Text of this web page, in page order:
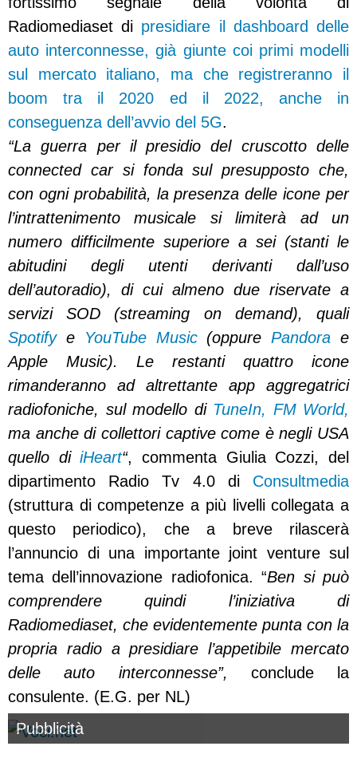
Radiomediaset di presidiare il dashboard delle
auto interconnesse, già giunte coi primi modelli
sul mercato italiano, ma che registreranno il
boom tra il 2020 ed il 2022, anche in
conseguenza dell’avvio del 5G.
“La guerra per il presidio del cruscotto delle
connected car si fonda sul presupposto che,
con ogni probabilità, la presenza delle icone per
l’intrattenimento musicale si limiterà ad un
numero difficilmente superiore a sei (stanti le
abitudini degli utenti derivanti dall’uso
dell’autoradio), di cui almeno due riservate a
servizi SOD (streaming on demand), quali
Spotifye YouTube Music(oppurePandora e
Apple Music). Le restanti quattro icone
rimanderanno ad altrettante app aggregatrici
radiofoniche, sul modello di TuneIn, FM World,
ma anche di collettori captive come è negli USA
quello diiHeart“, commenta Giulia Cozzi, del
dipartimento Radio Tv 4.0 di Consultmedia
(struttura di competenze a più livelli collegata a
questo periodico), che a breve rilascerà
l’annuncio di una importante joint venture sul
tema dell’innovazione radiofonica. “Ben si può
comprendere quindi l’iniziativa di
Radiomediaset, che evidentemente punta con la
propria radio a presidiare l’appetibile mercato
delle auto interconnesse”, conclude la
consulente. (E.G. per NL)
Pubblicità